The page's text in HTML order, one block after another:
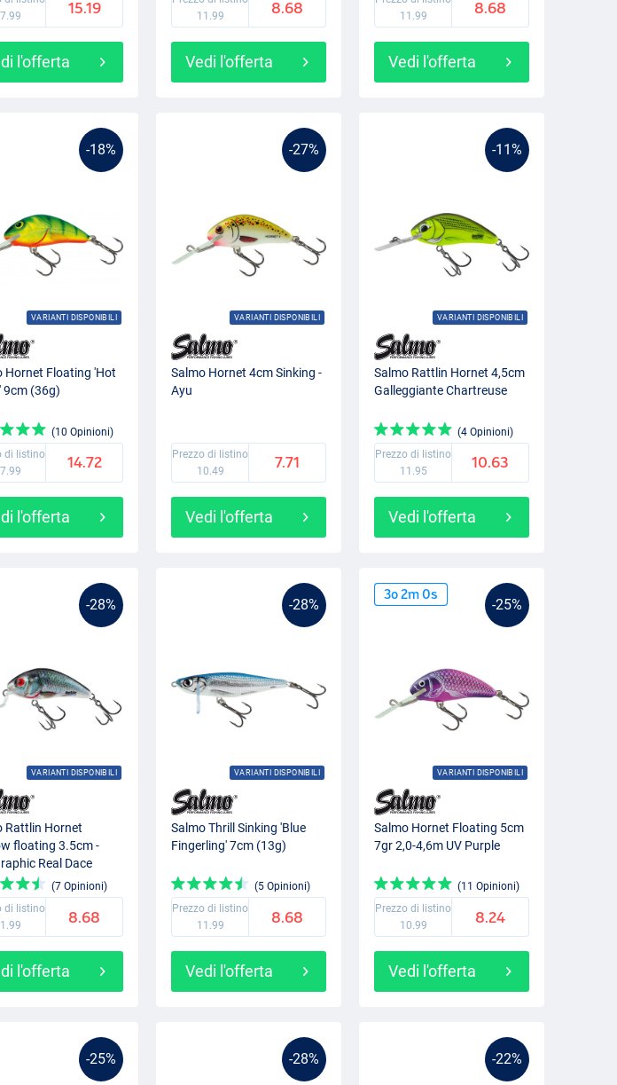
15.19
l'offerta
11.99
8.68
Vedi l'offerta
11.99
8.68
Vedi l'offerta
-18%
VARIANTI DISPONIBILI
Hornet Floating 'Hot
9cm (36g)
(10 Opinioni)
di listino
14.72
l'offerta
-27%
VARIANTI DISPONIBILI
Salmo Hornet 4cm Sinking -
Ayu
Prezzo di listino
10.49
7.71
Vedi l'offerta
-11%
VARIANTI DISPONIBILI
Salmo Rattlin Hornet 4,5cm
Galleggiante Chartreuse
(4 Opinioni)
Prezzo di listino
11.95
10.63
Vedi l'offerta
-28%
VARIANTI DISPONIBILI
Rattlin Hornet
floating 3.5cm -
Real Dace
(7 Opinioni)
di listino
8.68
l'offerta
-28%
VARIANTI DISPONIBILI
Salmo Thrill Sinking 'Blue
Fingerling' 7cm (13g)
(5 Opinioni)
Prezzo di listino
11.99
8.68
Vedi l'offerta
-25%
VARIANTI DISPONIBILI
3o1m59s
Salmo Hornet Floating 5cm
7gr 2,0-4,6m UV Purple
(11 Opinioni)
Prezzo di listino
10.99
8.24
Vedi l'offerta
-25% -28% -22%